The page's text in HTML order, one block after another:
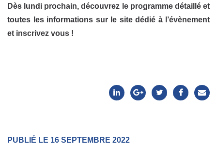
Dès lundi prochain, découvrez le programme détaillé et
toutes les informations sur le site dédié à l’évènement
et inscrivez vous !
PUBLIÉ LE 16 SEPTEMBRE 2022